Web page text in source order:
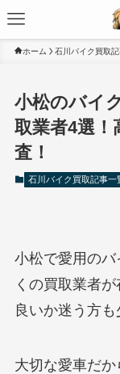
ホーム 石川バイク買取
小松のバイ
取業者4選！
査！
石川バイク買取記事一
小松で愛用の
くの買取業者
良いか迷う方も
大切な愛車だか